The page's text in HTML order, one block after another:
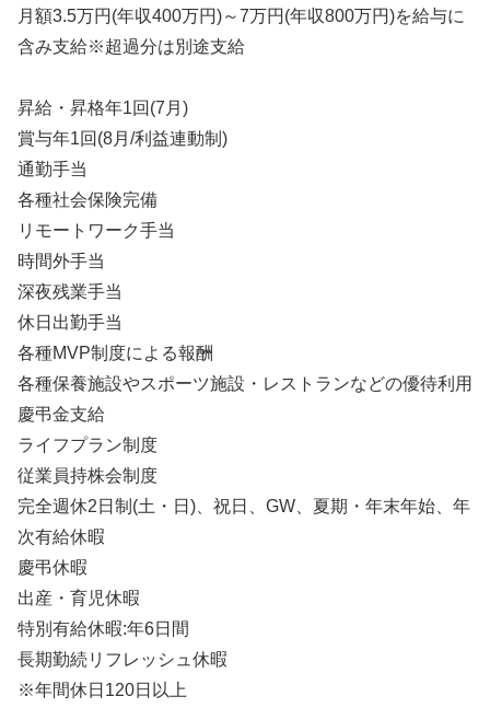
月額3.5万円(年収400万円)～7万円(年収800万円)を給与に
含み支給※超過分は別途支給
昇給・昇格年1回(7月)
賞与年1回(8月/利益連動制)
通勤手当
各種社会保険完備
リモートワーク手当
時間外手当
深夜残業手当
休日出勤手当
各種MVP制度による報酬
各種保養施設やスポーツ施設・レストランなどの優待利用
慶弔金支給
ライフプラン制度
従業員持株会制度
完全週休2日制(土・日)、祝日、GW、夏期・年末年始、年
次有給休暇
慶弔休暇
出産・育児休暇
特別有給休暇:年6日間
長期勤続リフレッシュ休暇
※年間休日120日以上